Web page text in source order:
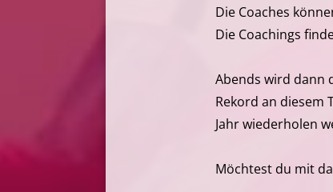
Die Coaches
Die Coachings
Abends wird dann
Rekord an diesem
Jahr wiederholen
Möchtest du mit